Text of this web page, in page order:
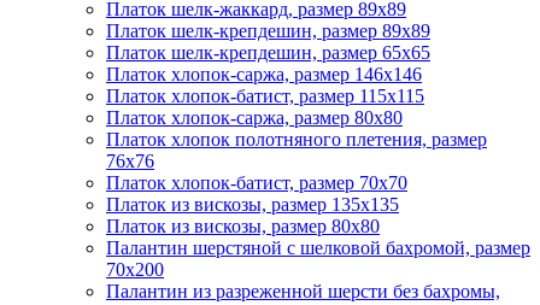
Платок шелк-жаккард, размер 89х89
Платок шелк-крепдешин, размер 89x89
Платок шелк-крепдешин, размер 65x65
Платок хлопок-саржа, размер 146х146
Платок хлопок-батист, размер 115х115
Платок хлопок-саржа, размер 80х80
Платок хлопок полотняного плетения, размер
76х76
Платок хлопок-батист, размер 70х70
Платок из вискозы, размер 135х135
Платок из вискозы, размер 80х80
Палантин шерстяной с шелковой бахромой, размер
70x200
Палантин из разреженной шерсти без бахромы,